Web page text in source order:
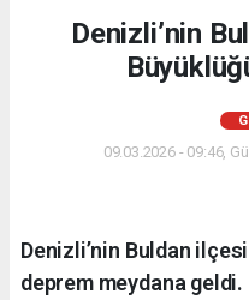
Denizli’nin
09.03.2026 - 09:46,
Denizli’nin Buldan
deprem meydana